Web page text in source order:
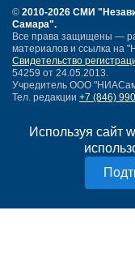
Используя сайт
© 2010-2026 СМИ
Самара".
Все права защищены —
материалов и ссылка на
Свидетельство
54259 от 24.05.2013.
Учредитель ООО
Тел. редакции +7 (846)
Карта сайта
Нашли ошибку?
Политика
Согласие на обработку